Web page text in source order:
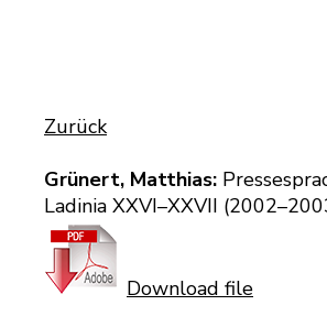
Zurück
Grünert, Matthias:
Ladinia XXVI–XXVII
Download file